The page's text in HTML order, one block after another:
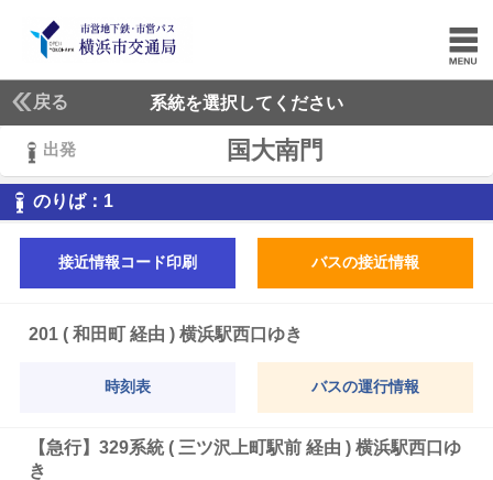
戻る 系統を選択してください
出発 国大南門
のりば： 1
接近情報コード印刷 バスの接近情報
201 ( 和田町 経由 ) 横浜駅西口ゆき
時刻表 バスの運行情報
【急行】329系統 ( 三ツ沢上町駅前 経由 ) 横浜駅西口ゆ
き